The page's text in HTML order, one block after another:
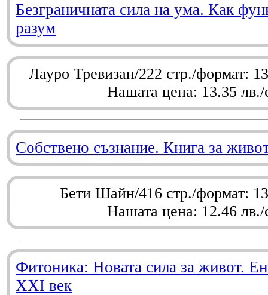
Безграничната сила на ума. Как
разум
Лауро Тревизан/222 стр./формат:
Нашата цена: 13.35 лв./
Собствено съзнание. Книга за
Бети Шайн/416 стр./формат:
Нашата цена: 12.46 лв./
Фитоника: Новата сила за живот.
XXI век